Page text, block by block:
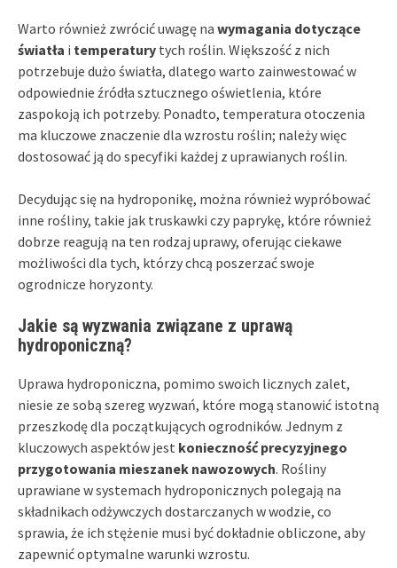
Warto również zwrócić uwagę na wymagania dotyczące
światła i temperatury tych roślin. Większość z nich
potrzebuje dużo światła, dlatego warto zainwestować w
odpowiednie źródła sztucznego oświetlenia, które
zaspokoją ich potrzeby. Ponadto, temperatura otoczenia
ma kluczowe znaczenie dla wzrostu roślin; należy więc
dostosować ją do specyfiki każdej z uprawianych roślin.
Decydując się na hydroponikę, można również wypróbować
inne rośliny, takie jak truskawki czy paprykę, które również
dobrze reagują na ten rodzaj uprawy, oferując ciekawe
możliwości dla tych, którzy chcą poszerzać swoje
ogrodnicze horyzonty.
Jakie są wyzwania związane z uprawą
hydroponiczną?
Uprawa hydroponiczna, pomimo swoich licznych zalet,
niesie ze sobą szereg wyzwań, które mogą stanowić istotną
przeszkodę dla początkujących ogrodników. Jednym z
kluczowych aspektów jest konieczność precyzyjnego
przygotowania mieszanek nawozowych. Rośliny
uprawiane w systemach hydroponicznych polegają na
składnikach odżywczych dostarczanych w wodzie, co
sprawia, że ich stężenie musi być dokładnie obliczone, aby
zapewnić optymalne warunki wzrostu.